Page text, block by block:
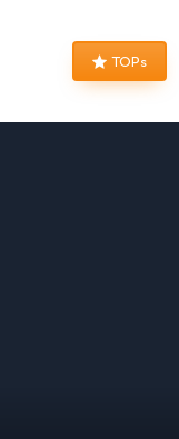
TOPs